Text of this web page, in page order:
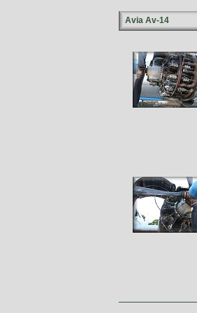
Avia Av-14